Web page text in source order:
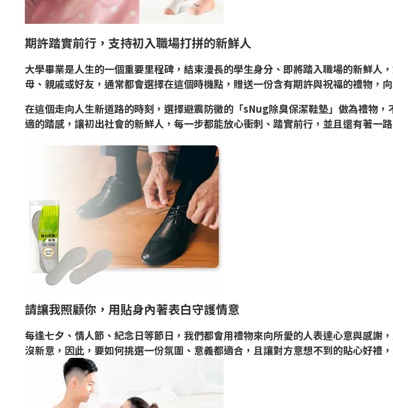
期許踏實前行，支持初入職場打拼的新鮮人
大學畢業是人生的一個重要里程碑，結束漫長的學生身分、即將踏入職場的新鮮人
母、親戚或好友，通常都會選擇在這個時機點，贈送一份含有期許與祝福的禮物，
在這個走向人生新道路的時刻，選擇避震防黴的「sNug除臭保潔鞋墊」做為禮物
適的踏感，讓初出社會的新鮮人，每一步都能放心衝刺、踏實前行，並且還有著一
請讓我照顧你，用貼身內著表白守護情意
每逢七夕、情人節、紀念日等節日，我們都會用禮物來向所愛的人表達心意與感謝
沒新意，因此，要如何挑選一份氛圍、意義都適合，且讓對方意想不到的貼心好禮